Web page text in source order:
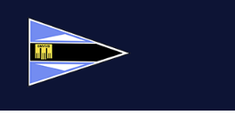
springen